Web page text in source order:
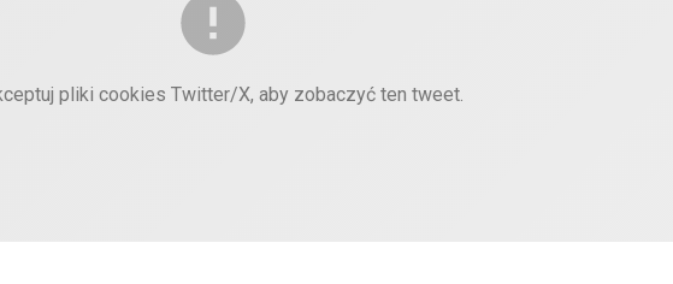
pliki cookies Twitter/X, aby zobaczyć ten tweet.